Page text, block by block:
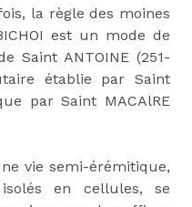
la règle des moines
est un mode de
Saint ANTOINE (251-
établie par Saint
par Saint MACAlRE
vie semi-érémitique,
en cellules, se